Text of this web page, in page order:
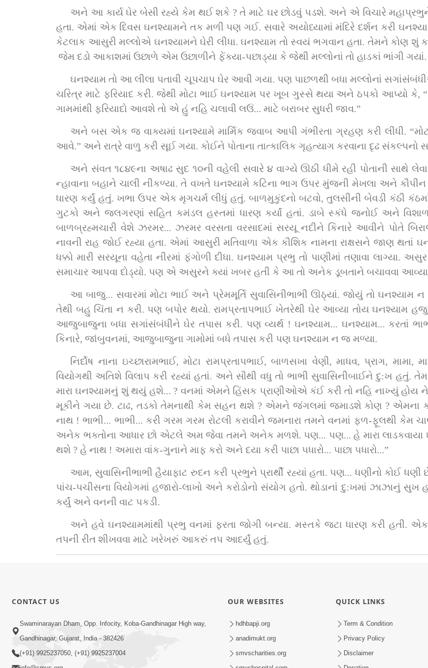
અને આ કાર્ય ઘેર બેસી રહ્યે કેમ થઈ શકે ? તે માટે ઘર છોડવું પડશે. અને એ વિચારે મહાપ્રભુને
હતા. એમાં એક દિવસ ઘનશ્યામને તક મળી પણ ગઈ. સવારે અયોધ્યામાં મંદિરે દર્શન કરી
કેટલાક આસુરી મલ્લોએ ઘનશ્યામને ઘેરી લીધા. ઘનશ્યામ તો સ્વયં ભગવાન હતા. તેમને કોણ શું
જેમ દડો આકાશમાં ઉછાળે એમ ઉછાળીને ફેંક્યા-પછાડ્યા કે જેથી મલ્લોનાં તો હાડકાં ભાંગી ગયાં.
ઘનશ્યામ તો આ લીલા પતાવી ચૂપચાપ ઘેર આવી ગયા. પણ પાછળથી બધા મલ્લોનાં
ચરિત્ર માટે ફરિયાદ કરી. જેથી મોટા ભાઈ ઘનશ્યામ પર ખૂબ ગુસ્સે થયા અને ઠપકો આપ્યો કે,
ગામમાંથી ફરિયાદો આવશે તો એ હું નહિ ચલાવી લઉં... માટે બરાબર સુધરી જાવ.”
અને બસ એક જ વાક્યમાં ઘનશ્યામે માર્મિક જવાબ આપી ગંભીરતા ગ્રહણ કરી લીધી.
આવે.” અને રાત્રે વાળુ કરી સૂઈ ગયા. કોઈને પોતાના તાત્કાલિક ગૃહત્યાગ કરવાના દૃઢ
અને સંવત ૧૮૪૯ના અષાઢ સુદ ૧૦ની વહેલી સવારે ૪ વાગ્યે ઊઠી ધીમે રહી પોતાની સાથે
ન્હાવાના બહાને ચાલી નીકળ્યા. તે વખતે ઘનશ્યામે કટિના ભાગ ઉપર મુંજની મેખલા અને
ધારણ કર્યું હતું. ખભા ઉપર એક મૃગચર્મ લીધું હતું. બાળમુકુંદનો બટવો, તુલસીની બેવડી કંઠી
ગુટકો અને જલગરણાં સહિત કમંડલ હસ્તમાં ધારણ કર્યાં હતાં. ડાબે સ્કંધે જનોઈ અને વિશાળ
બાળબ્રહ્મચારી વેશે ઝરમર... ઝરમર વરસતા વરસાદમાં સરયૂ નદીને કિનારે આવીને પોતે
નાવની રાહ જોઈ રહ્યા હતા. એમાં આસુરી મતિવાળા એક કૌશિક નામના રાક્ષસને જાણ થતાં
ધક્કો મારી સરયૂના વહેતા નીરમાં ફંગોળી દીધા. ઘનશ્યામ પ્રભુ તો પાણીમાં તણાવા લાગ્યા.
સમાચાર આપવા દોડ્યો. પણ એ અસુરને ક્યાં ખબર હતી કે આ તો અનેક ડૂબતાને બચાવવા આવ્યા
આ બાજુ... સવારમાં મોટા ભાઈ અને પ્રેમમૂર્તિ સુવાસિનીભાભી ઊઠ્યાં. જોયું તો ઘનશ્યામ
તેથી બહુ ચિંતા ન કરી. પણ બપોર થયો. રામપ્રતાપભાઈ ખેતરેથી ઘેર આવ્યા તોય ઘનશ્યામ
આજુબાજુના બધા સગાંસંબંધીને ઘેર તપાસ કરી. પણ વ્યર્થ ! ઘનશ્યામ... ઘનશ્યામ... કરતાં
કિનારે, જાંબુવનમાં, આજુબાજુના ગામોમાં બધે તપાસ કરી પણ ઘનશ્યામ ન જ મળ્યા.
નિર્દોષ નાના ઇચ્છારામભાઈ, મોટા રામપ્રતાપભાઈ, બાળસખા વેણી, માધવ, પ્રાગ,
વિયોગથી અતિશે વિલાપ કરી રહ્યાં હતાં. અને સૌથી વધુ તો ભાભી સુવાસિનીબાઈને દુ:ખ હતું.
મારા ઘનશ્યામનું શું થયું હશે... ? વનમાં એમને હિંસક પ્રાણીઓએ કંઈ કરી તો નહિ નાખ્યું
મૂકીને ગયા છે. ટાઢ, તડકો તેમનાથી કેમ સહન થશે ? એમને જંગલમાં જમાડશે કોણ ? એમના
નાથ ! ભાભી... ભાભી... કરી ગરમ ગરમ રોટલી કરાવીને જમનારા તમને વનમાં ફળ-ફૂલથી કેમ
અનેક ભક્તોના આધાર છો એટલે અમ જેવા તમને અનેક મળશે. પણ... પણ... હે મારા લાડકવાયા
થશે ? હે નાથ ! અમારા વાંક-ગુનાને માફ કરો અને દયા કરી પાછા પધારો... પાછા પધારો...”
આમ, સુવાસિનીભાભી હૈયાફાટ રુદન કરી પ્રભુને પ્રાર્થી રહ્યાં હતા. પણ... ધણીનો કોઈ
પાંચ-પચીસના વિયોગમાં હજારો-લાખો અને કરોડોનો સંયોગ હતો. થોડાનાં દુ:ખમાં ઝાઝાનું
કર્યું અને વનની વાટ પકડી.
અને હવે ઘનશ્યામમાંથી પ્રભુ વનમાં ફરતા જોગી બન્યા. મસ્તકે જટા ધારણ કરી હતી.
તપની રીત શીખવવા માટે ખરેખરું આકરું તપ આદર્યું હતું.
CONTACT US
Swaminarayan Dham, Opp. Infocity, Koba-Gandhinagar High way,
Gandhinagar, Gujarat, India - 382426
(+91) 9925237050, (+91) 9925237004
OUR WEBSITES
hdhbapji.org
anadimukt.org
smvscharities.org
QUICK LINKS
Term & Condition
Privacy Policy
Disclaimer